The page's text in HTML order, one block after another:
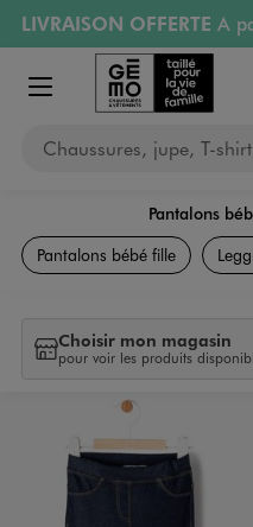
Aller au contenu principal
Aller à la navigation
LIVRAISON OFFERTE A
RETRAIT ET LIVRAISON
PAYEZ EN 3x SANS FRAIS
Retours OFFERTS
Afficher le menu
Chaussures, jupe, T-
Pantalons
Pantalons bébé fille
Choisir mon magasin
pour voir les produits